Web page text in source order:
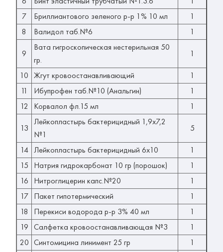
7
Бриллиантового зеленого р-р 1% 10 мл
1
8
Валидол таб.№6 1
9
Вата гигроскопическая нестерильная 50
гр.
1
10 Жгут кровоостанавливающий
1
11
Ибупрофен таб.№10 (Анальгин)
1
12
Корвалол фл.15 мл 1
13
Лейкопластырь бактерицидный 1,9х7,2
№1
5
14 Лейкопластырь бактерицидный 6х10
1
15
Натрия гидрокарбонат 10 гр (порошок)
1
16
Нитроглицерин капс.№20
1
17 Пакет гипотермический
1
18
Перекиси водорода р-р 3% 40 мл
1
19 Салфетка кровоостанавливающая №3
1
20 Синтомицина линимент 25 гр
1